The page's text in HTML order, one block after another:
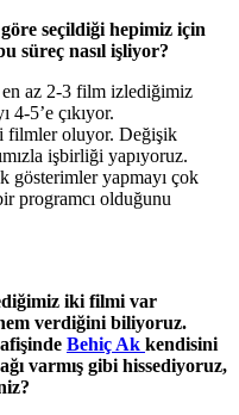
seçildiği hepimiz için
süreç nasıl işliyor?
az 2-3 film izlediğimiz
5’e çıkıyor.
filmler oluyor. Değişik
işbirliği yapıyoruz.
yapmayı çok
programcı olduğunu
iki filmi var
verdiğini biliyoruz.
Behiç Ak kendisini
varmış gibi hissediyoruz,